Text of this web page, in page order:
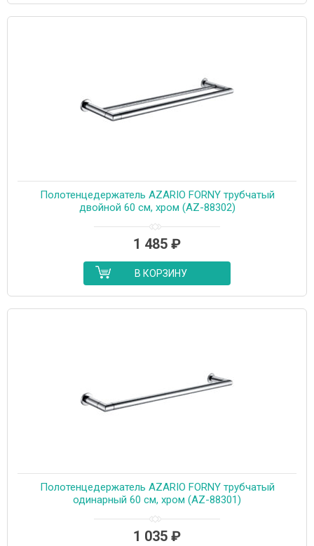
Полотенцедержатель AZARIO FORNY трубчатый
двойной 60 см, хром (AZ-88302)
1 485 ₽
В КОРЗИНУ
Полотенцедержатель AZARIO FORNY трубчатый
одинарный 60 см, хром (AZ-88301)
1 035 ₽